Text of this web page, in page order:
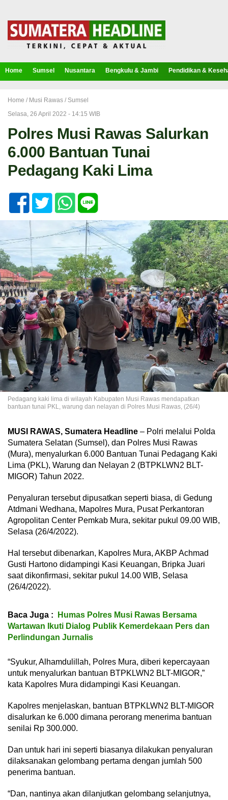
Home Sumsel Nusantara Bengkulu & Jambi Pendidikan &
Home / Musi Rawas / Sumsel
Selasa, 26 April 2022 - 14:15 WIB
Polres Musi Rawas Salurkan
6.000 Bantuan Tunai
Pedagang Kaki Lima
Pedagang kaki lima di wilayah Kabupaten Musi Rawas mendapatkan
bantuan tunai PKL, warung dan nelayan di Polres Musi Rawas, (26/4)
MUSI RAWAS, Sumatera Headline – Polri melalui Polda
Sumatera Selatan (Sumsel), dan Polres Musi Rawas
(Mura), menyalurkan 6.000 Bantuan Tunai Pedagang Kaki
Lima (PKL), Warung dan Nelayan 2 (BTPKLWN2 BLT-
MIGOR) Tahun 2022.
Penyaluran tersebut dipusatkan seperti biasa, di Gedung
Atdmani Wedhana, Mapolres Mura, Pusat Perkantoran
Agropolitan Center Pemkab Mura, sekitar pukul 09.00 WIB,
Selasa (26/4/2022).
Hal tersebut dibenarkan, Kapolres Mura, AKBP Achmad
Gusti Hartono didampingi Kasi Keuangan, Bripka Juari
saat dikonfirmasi, sekitar pukul 14.00 WIB, Selasa
(26/4/2022).
Baca Juga :
Humas Polres Musi Rawas Bersama
Wartawan Ikuti Dialog Publik Kemerdekaan Pers dan
Perlindungan Jurnalis
“Syukur, Alhamdulillah, Polres Mura, diberi kepercayaan
untuk menyalurkan bantuan BTPKLWN2 BLT-MIGOR,”
kata Kapolres Mura didampingi Kasi Keuangan.
Kapolres menjelaskan, bantuan BTPKLWN2 BLT-MIGOR
disalurkan ke 6.000 dimana perorang menerima bantuan
senilai Rp 300.000.
Dan untuk hari ini seperti biasanya dilakukan penyaluran
dilaksanakan gelombang pertama dengan jumlah 500
penerima bantuan.
“Dan, nantinya akan dilanjutkan gelombang selanjutnya,